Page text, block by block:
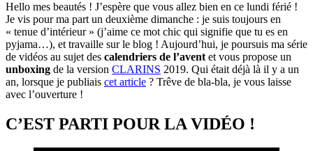
Hello mes beautés ! J’espère que vous allez bien en ce lundi férié !
Je vis pour ma part un deuxième dimanche : je suis toujours en
« tenue d’intérieur » (j’aime ce mot chic qui signifie que tu es en
pyjama…), et travaille sur le blog ! Aujourd’hui, je poursuis ma série
de vidéos au sujet des calendriers de l’avent et vous propose un
unboxing de la version CLARINS 2019. Qui était déjà là il y a un
an, lorsque je publiais cet article ? Trêve de bla-bla, je vous laisse
avec l’ouverture !
C’EST PARTI POUR LA VIDÉO !